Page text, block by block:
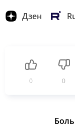
Дзен
0 0